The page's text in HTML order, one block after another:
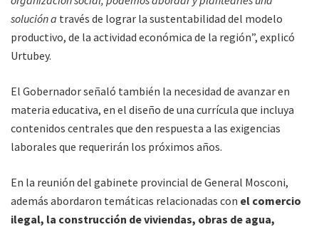
solución a través de lograr la sustentabilidad del modelo
productivo, de la actividad económica de la región”, explicó
Urtubey.
El Gobernador señaló también la necesidad de avanzar en
materia educativa, en el diseño de una currícula que incluya
contenidos centrales que den respuesta a las exigencias
laborales que requerirán los próximos años.
En la reunión del gabinete provincial de General Mosconi,
además abordaron temáticas relacionadas con el comercio
ilegal, la construcción de viviendas, obras de agua,